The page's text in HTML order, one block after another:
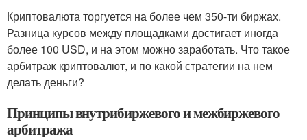
Криптовалюта торгуется на более чем 350-ти биржах.
Разница курсов между площадками достигает иногда
более 100 USD, и на этом можно заработать. Что такое
арбитраж криптовалют, и по какой стратегии на нем
делать деньги?
Принципы внутрибиржевого и межбиржевого
арбитража